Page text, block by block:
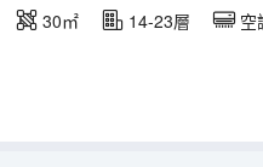
30㎡ 14-23層 空